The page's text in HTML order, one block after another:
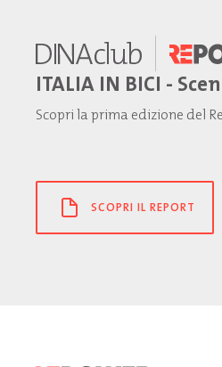
ITALIA IN BICI -
Scopri la prima edizione del
SCOPRI IL REPORT